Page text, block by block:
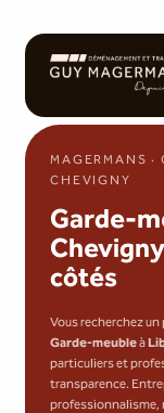
MAGERMANS
CHEVIGNY
Garde-
côtés
Vous recherchez
Garde-meubleà
particuliers et
transparence.
professionnalisme,